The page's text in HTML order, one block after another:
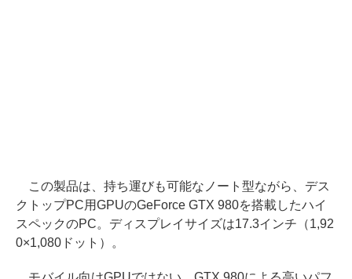
この製品は、持ち運びも可能なノート型ながら、デス
クトップPC用GPUのGeForce GTX 980を搭載したハイ
スペックのPC。ディスプレイサイズは17.3インチ（1,92
0×1,080ドット）。